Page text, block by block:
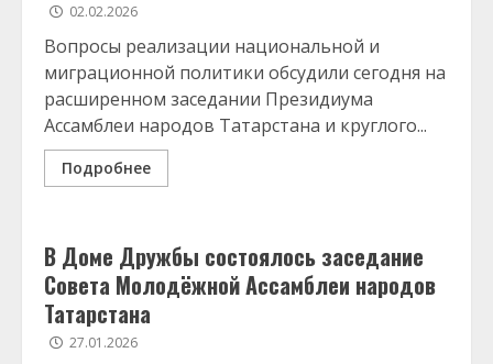
02.02.2026
Вопросы реализации национальной и
миграционной политики обсудили сегодня на
расширенном заседании Президиума
Ассамблеи народов Татарстана и круглого...
Подробнее
В Доме Дружбы состоялось заседание
Совета Молодёжной Ассамблеи народов
Татарстана
27.01.2026